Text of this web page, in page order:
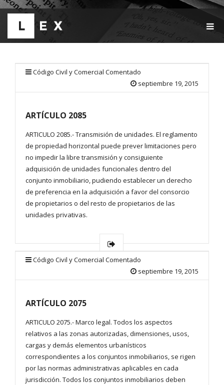
G
Código Civil y Comercial Comentado
septiembre 19, 2015
ARTÍCULO 2085
ARTICULO 2085.- Transmisión de unidades. El reglamento
de propiedad horizontal puede prever limitaciones pero
no impedir la libre transmisión y consiguiente
adquisición de unidades funcionales dentro del
conjunto inmobiliario, pudiendo establecer un derecho
de preferencia en la adquisición a favor del consorcio
de propietarios o del resto de propietarios de las
unidades privativas.
Código Civil y Comercial Comentado
septiembre 19, 2015
ARTÍCULO 2075
ARTICULO 2075.- Marco legal. Todos los aspectos
relativos a las zonas autorizadas, dimensiones, usos,
cargas y demás elementos urbanísticos
correspondientes a los conjuntos inmobiliarios, se rigen
por las normas administrativas aplicables en cada
jurisdicción. Todos los conjuntos inmobiliarios deben